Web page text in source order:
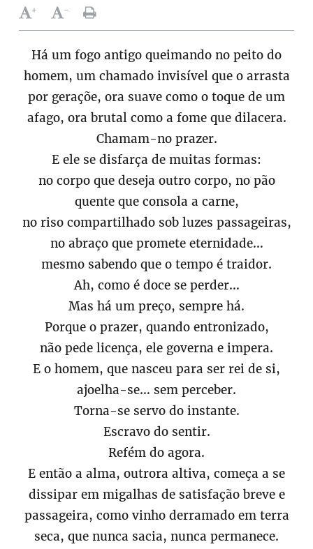
+ -
Há um fogo antigo queimando no peito do
homem, um chamado invisível que o arrasta
por geraçõe, ora suave como o toque de um
afago, ora brutal como a fome que dilacera.
Chamam-no prazer.
E ele se disfarça de muitas formas:
no corpo que deseja outro corpo, no pão
quente que consola a carne,
no riso compartilhado sob luzes passageiras,
no abraço que promete eternidade…
mesmo sabendo que o tempo é traidor.
Ah, como é doce se perder…
Mas há um preço, sempre há.
Porque o prazer, quando entronizado,
não pede licença, ele governa e impera.
E o homem, que nasceu para ser rei de si,
ajoelha-se… sem perceber.
Torna-se servo do instante.
Escravo do sentir.
Refém do agora.
E então a alma, outrora altiva, começa a se
dissipar em migalhas de satisfação breve e
passageira, como vinho derramado em terra
seca, que nunca sacia, nunca permanece.